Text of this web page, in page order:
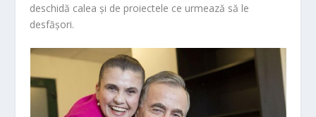
deschidă calea și de proiectele ce urmează să le
desfășori.